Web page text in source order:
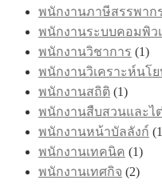
พนักงานภาษีสรรพาก
พนักงานระบบคอมพิว
พนักงานวิชาการ (1)
พนักงานวิเคราะห์นโย
พนักงานสถิติ (1)
พนักงานสืบสวนและไ
พนักงานหน้าบัลลังก์
พนักงานเทคนิค (1)
พนักงานเทศกิจ (2)